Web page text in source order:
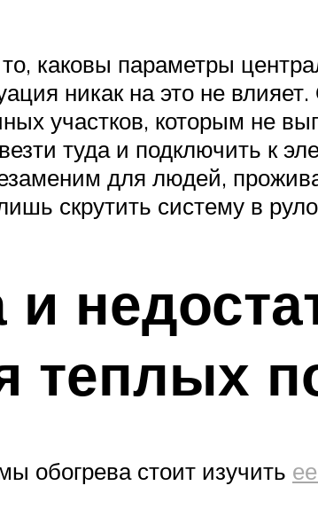
каковы параметры
никак на это не
участков, которым не
туда и подключить к
для людей,
скрутить систему в
теплых
обогрева стоит изучить